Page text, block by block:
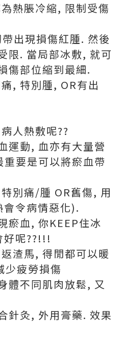
熱脹冷縮, 限制受傷
出現損傷紅腫. 然後
限. 當局部冰敷, 就可
傷部位縮到最細.
, 特別腫, OR有出
人熱敷呢??
運動, 血亦有大量營
要是可以將瘀血帶
別痛/腫 OR舊傷, 用
令病情惡化).
瘀血, 你KEEP住冰
好呢??!!!
渣馬, 得閒都可以暖
少疲勞損傷
體不同肌肉放鬆, 又
針灸, 外用膏藥. 效果